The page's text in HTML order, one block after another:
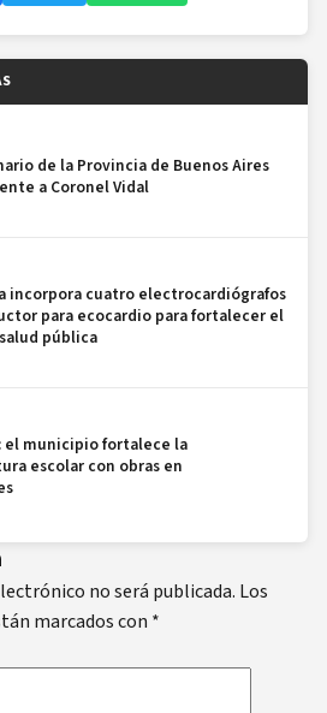
de la Provincia de Buenos Aires
a Coronel Vidal
incorpora cuatro electrocardiógrafos
para ecocardio para fortalecer el
pública
el municipio fortalece la
escolar con obras en
no será publicada. Los
marcados con *